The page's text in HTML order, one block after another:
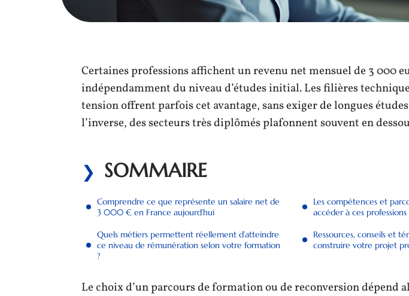
Certaines professions affichent un revenu net mensuel de 3 000
indépendamment du niveau d’études initial. Les filières
tension offrent parfois cet avantage, sans exiger de longues
l’inverse, des secteurs très diplômés plafonnent souvent en
SOMMAIRE
Comprendre ce que représente un salaire net de
3 000 € en France aujourd’hui
Quels métiers permettent réellement d’atteindre
ce niveau de rémunération selon votre formation
?
Les compétences et
accéder à ces
Ressources, conseils et
construire votre projet
Le choix d’un parcours de formation ou de reconversion dépend